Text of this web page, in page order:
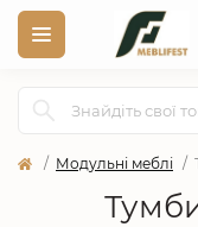
Модульні меблі